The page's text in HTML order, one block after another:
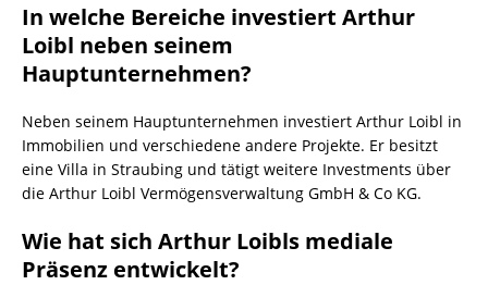
In welche Bereiche investiert Arthur
Loibl neben seinem
Hauptunternehmen?
Neben seinem Hauptunternehmen investiert Arthur Loibl in
Immobilien und verschiedene andere Projekte. Er besitzt
eine Villa in Straubing und tätigt weitere Investments über
die Arthur Loibl Vermögensverwaltung GmbH & Co KG.
Wie hat sich Arthur Loibls mediale
Präsenz entwickelt?